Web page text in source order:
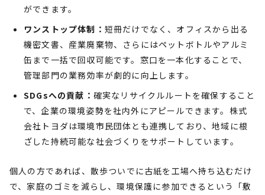
ができます。
ワンストップ体制： 短冊だけでなく、オフィスから出る
機密文書、産業廃棄物、さらにはペットボトルやアルミ
缶まで一括で回収可能です。窓口を一本化することで、
管理部門の業務効率が劇的に向上します。
SDGsへの貢献： 確実なリサイクルルートを確保すること
で、企業の環境姿勢を社内外にアピールできます。株式
会社トヨダは環境市民団体とも連携しており、地域に根
ざした持続可能な社会づくりをサポートしています。
個人の方であれば、散歩ついでに古紙を工場へ持ち込むだけ
で、家庭のゴミを減らし、環境保護に参加できるという「敷